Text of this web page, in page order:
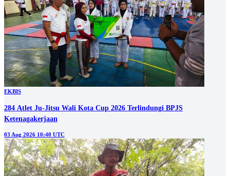
EKBIS
284 Atlet Ju-Jitsu Wali Kota Cup 2026 Terlindungi BPJS
Ketenagakerjaan
03 Aug 2026 10:40 UTC